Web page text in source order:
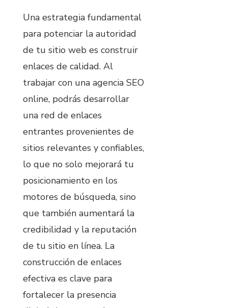
Una estrategia fundamental
para potenciar la autoridad
de tu sitio web es construir
enlaces de calidad. Al
trabajar con una agencia SEO
online, podrás desarrollar
una red de enlaces
entrantes provenientes de
sitios relevantes y confiables,
lo que no solo mejorará tu
posicionamiento en los
motores de búsqueda, sino
que también aumentará la
credibilidad y la reputación
de tu sitio en línea. La
construcción de enlaces
efectiva es clave para
fortalecer la presencia